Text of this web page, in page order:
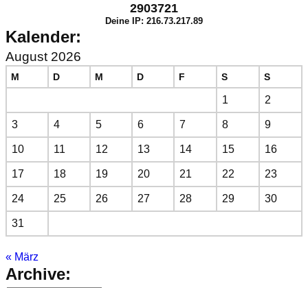
2903721
Deine IP: 216.73.217.89
Kalender:
August 2026
M D M D F S S
1 2
3 4 5 6 7 8 9
10 11 12 13 14 15 16
17 18 19 20 21 22 23
24 25 26 27 28 29 30
31
« März
Archive: